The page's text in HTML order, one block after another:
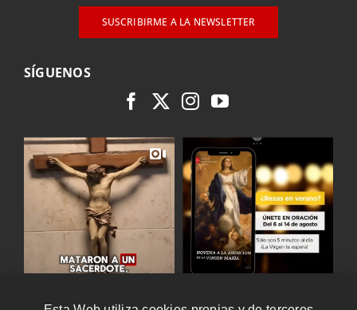
SUSCRIBIRME A LA NEWSLETTER
SÍGUENOS